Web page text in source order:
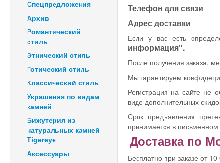
Спецпредложения
Архив
Романтический
стиль
Этнический стиль
Готический стиль
Классический стиль
Украшения по видам
камней
Бижутерия из
натуральных камней
Tigereye
Аксессуары
Телефон для связи
Адрес доставки
Если у вас есть
информация".
После получения заказа,
Мы гарантируем
Регистрация на сайте не
виде дополнительных
Срок предъявления
принимается в письменном
Доставка по
Бесплатно при заказе от